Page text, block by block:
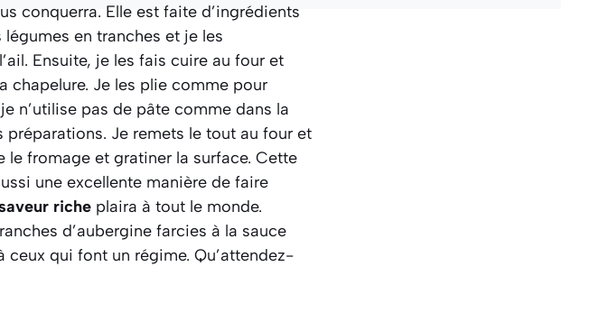
conquerra. Elle est faite d’ingrédients
en tranches et je les
Ensuite, je les fais cuire au four et
chapelure. Je les plie comme pour
n’utilise pas de pâte comme dans la
Je remets le tout au four et
fromage et gratiner la surface. Cette
une excellente manière de faire
riche plaira à tout le monde.
d’aubergine farcies à la sauce
qui font un régime. Qu’attendez-